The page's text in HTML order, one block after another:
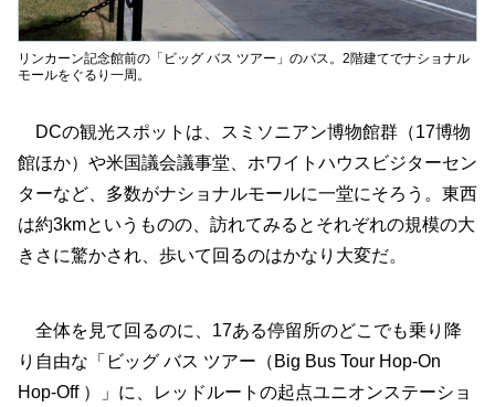
リンカーン記念館前の「ビッグ バス ツアー」のバス。2階建てでナショナル
モールをぐるり一周。
DCの観光スポットは、スミソニアン博物館群（17博物
館ほか）や米国議会議事堂、ホワイトハウスビジターセン
ターなど、多数がナショナルモールに一堂にそろう。東西
は約3kmというものの、訪れてみるとそれぞれの規模の大
きさに驚かされ、歩いて回るのはかなり大変だ。
全体を見て回るのに、17ある停留所のどこでも乗り降
り自由な「ビッグ バス ツアー（Big Bus Tour Hop-On
Hop-Off ）」に、レッドルートの起点ユニオンステーショ